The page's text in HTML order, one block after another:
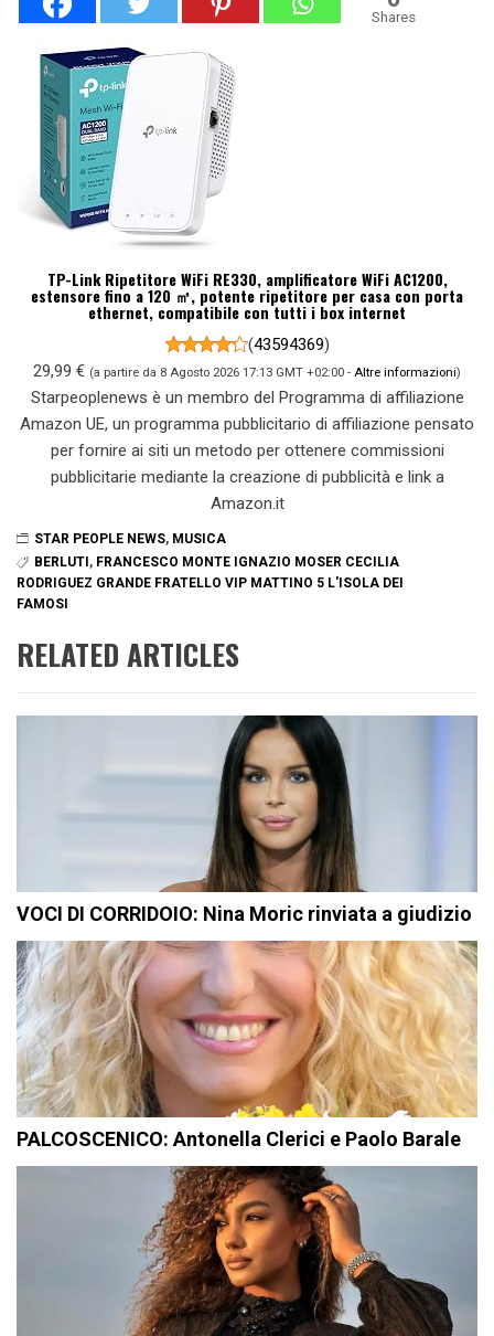
Shares
TP-Link Ripetitore WiFi RE330, amplificatore WiFi AC1200,
estensore fino a 120 ㎡, potente ripetitore per casa con porta
ethernet, compatibile con tutti i box internet
(43594369)
29,99 € (a partire da 8 Agosto 2026 17:13 GMT +02:00 - Altre informazioni)
Starpeoplenews è un membro del Programma di affiliazione
Amazon UE, un programma pubblicitario di affiliazione pensato
per fornire ai siti un metodo per ottenere commissioni
pubblicitarie mediante la creazione di pubblicità e link a
Amazon.it
STAR PEOPLE NEWS, MUSICA
BERLUTI, FRANCESCO MONTE IGNAZIO MOSER CECILIA
RODRIGUEZ GRANDE FRATELLO VIP MATTINO 5 L'ISOLA DEI
FAMOSI
RELATED ARTICLES
VOCI DI CORRIDOIO: Nina Moric rinviata a giudizio
PALCOSCENICO: Antonella Clerici e Paolo Barale